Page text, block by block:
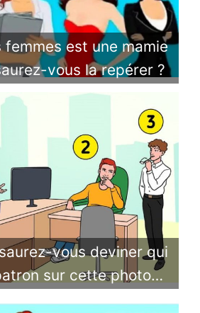
femmes est une mamie
vous la repérer ?
vous deviner qui
sur cette photo…